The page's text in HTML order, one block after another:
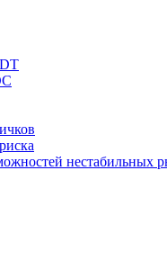
нестабильных